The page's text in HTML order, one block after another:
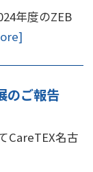
年度のZEB
のご報告
CareTEX名古